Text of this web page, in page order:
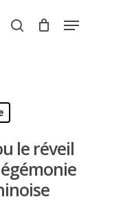
search
Menu
le réveil